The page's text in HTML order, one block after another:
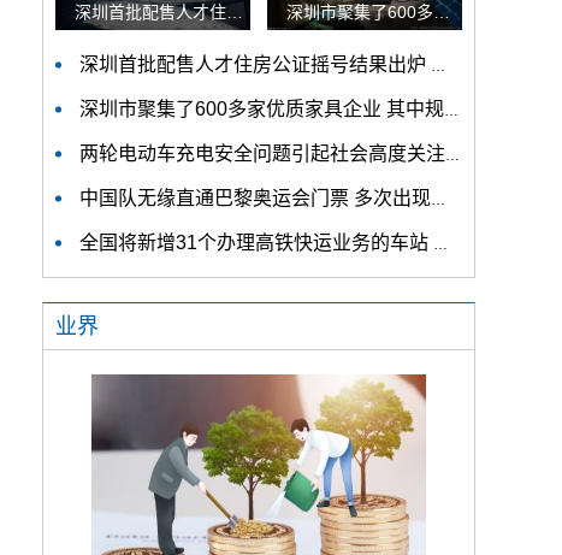
深圳市聚集了600多家优质家具企业 其中规模以上企业占比90%
深圳首批配售人才住房公证摇号结果出炉 认购家庭将于12月9日起选房
深圳市聚集了600多家优质家具企业 其中规模以上企业占比90%
两轮电动车充电安全问题引起社会高度关注 多措并举强化充电安全监管
中国队无缘直通巴黎奥运会门票 多次出现失误平衡木唐茜靖、罗蕊掉木
全国将新增31个办理高铁快运业务的车站 高铁快运车站将达280个
业界